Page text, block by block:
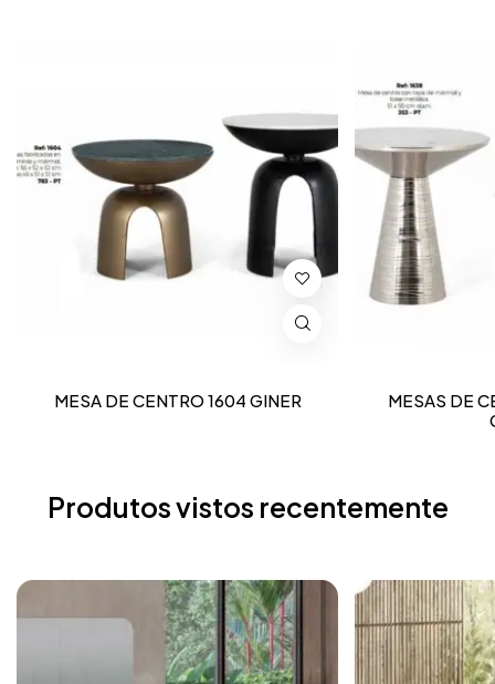
MESA DE CENTRO 1604 GINER
MESAS DE
Produtos vistos recentemente